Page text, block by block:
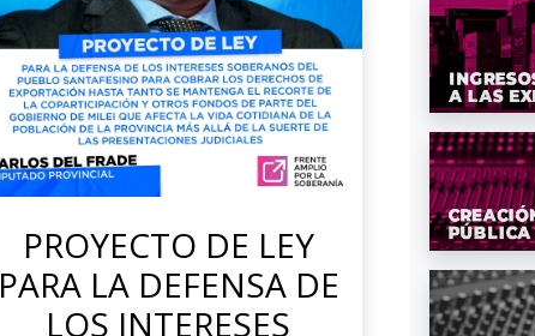
PROYECTO DE LEY
PARA LA DEFENSA DE
LOS INTERESES